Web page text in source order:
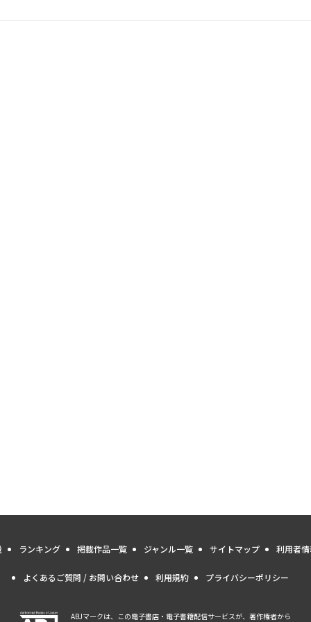
ランキング 掲載作品一覧 ジャンル一覧 サイトマップ 利用者
よくあるご質問 / お問い合わせ 利用規約 プライバシーポリシー
ABJマークは、この電子書店・電子書籍配信サービスが、著作権者から